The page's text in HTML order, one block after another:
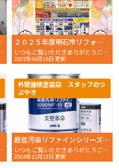
結果！！
ちゃんペイ
２０２５年度明石市リフォーム助成金、おかちゃんペイントで10組強ご当選、助成金応援フェアも終了間近！
いつもご覧いただきありがとうございます。 おかちゃんペイン
2025年06月16日 更新
ントです！
超低汚染リファインシリーズのご紹介その1
いつもご覧いただきありがとうございます。 おかちゃんペイン
2024年12月13日 更新
外壁屋根塗装店 スタッフのつ
ぶやき